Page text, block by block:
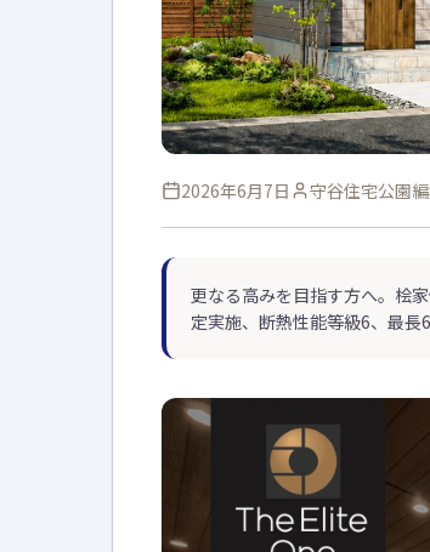
2026年6月7日 守谷住宅公園
更なる高みを目指す方へ。桧
定実施、断熱性能等級6、最長